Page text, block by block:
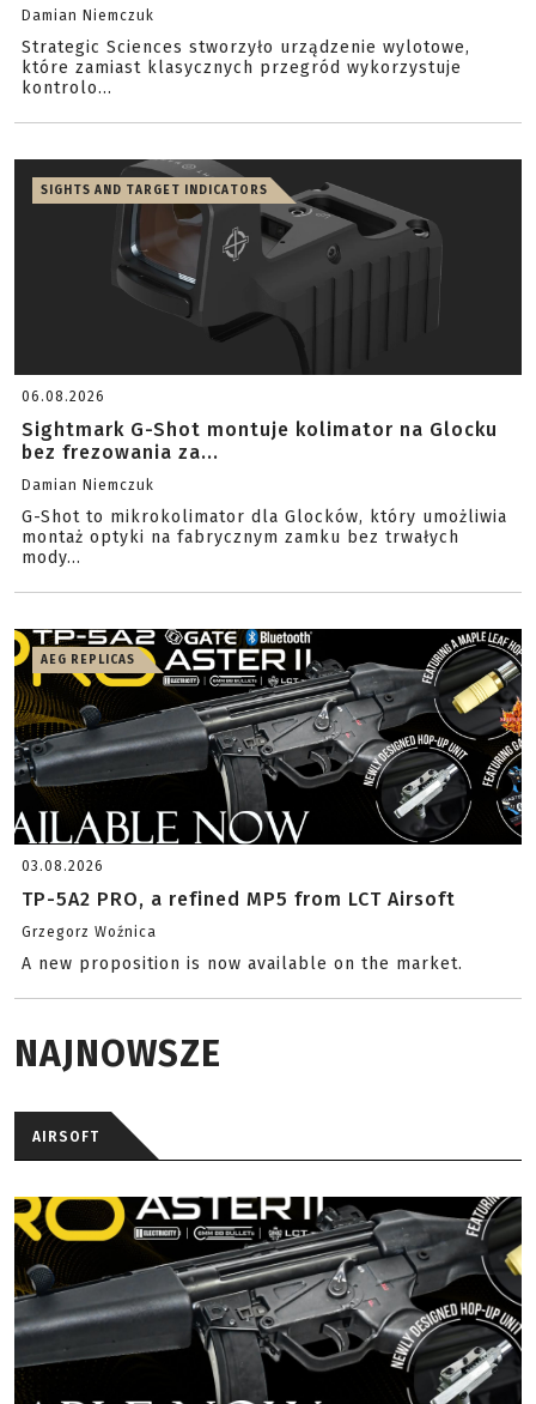
Damian Niemczuk
Strategic Sciences stworzyło urządzenie wylotowe,
które zamiast klasycznych przegród wykorzystuje
kontrolo...
SIGHTS AND TARGET INDICATORS
06.08.2026
Sightmark G-Shot montuje kolimator na Glocku
bez frezowania za...
Damian Niemczuk
G-Shot to mikrokolimator dla Glocków, który umożliwia
montaż optyki na fabrycznym zamku bez trwałych
mody...
AEG REPLICAS
03.08.2026
TP-5A2 PRO, a refined MP5 from LCT Airsoft
Grzegorz Woźnica
A new proposition is now available on the market.
NAJNOWSZE
AIRSOFT